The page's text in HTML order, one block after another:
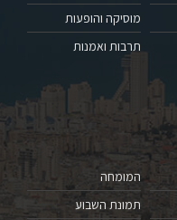
מוסיקה והופעות
תרבות ואמנות
המומחה
תמונת השבוע